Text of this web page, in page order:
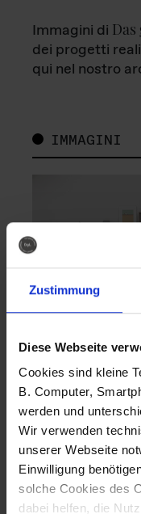
Zustimmung
Diese Webseite
Cookies sind kleine
B. Computer,
werden und
Wir verwenden
unserer Webseite
Einwilligung
solche Cookies des
dabei helfen, die
Immagini di Das
dei progetti
qui nel nostro
IMMAGINI
Fotografo:
Sternbach
Download